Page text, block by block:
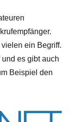
vielen ein Begriff.
es gibt auch
Beispiel den